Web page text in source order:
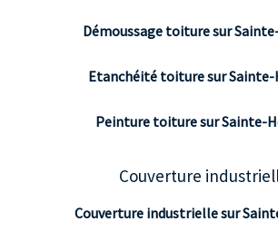
Démoussage toiture sur
Etanchéité toiture sur Sainte-
Peinture toiture sur Sainte-
Couverture
Couverture industrielle sur